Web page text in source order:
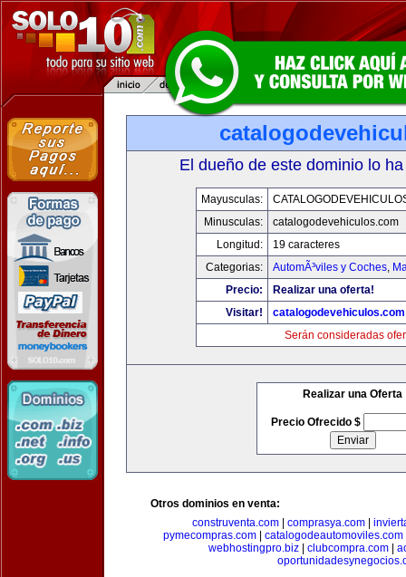
El dueño de este dominio lo
Mayusculas:
Minusculas:
catalogodevehiculos.com
Longitud:
19 caracteres
Categorias:
AutomÃ³viles y Coches,
Precio:
Realizar una oferta!
Visitar!
catalogodevehiculos.com
Serán consideradas
Realizar una Oferta
Precio Ofrecido $
Otros dominios en venta:
construventa.com| comprasya.com|
pymecompras.com| catalogodeautomoviles.com
webhostingpro.biz| clubcompra.com|